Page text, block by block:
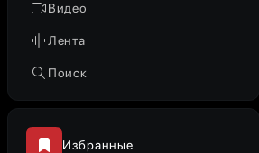
Видео
Лента
Поиск
Избранные